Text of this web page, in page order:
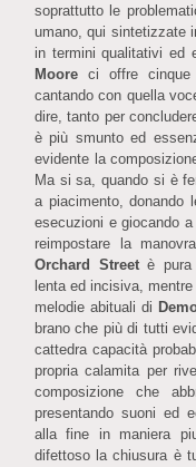
soprattutto le
umano, qui sintetizzate
in termini qualitativi ed
Moore ci offre cinque
cantando con quella
dire, tanto per
è più smunto ed
evidente la
Ma si sa, quando si è
a piacimento, donando
esecuzioni e giocando
reimpostare la
Orchard Streetè pura
lenta ed incisiva,
melodie abituali di
brano che più di tutti
cattedra capacità
propria calamita per
composizione che
presentando suoni ed
alla fine in maniera
difettoso la chiusura è